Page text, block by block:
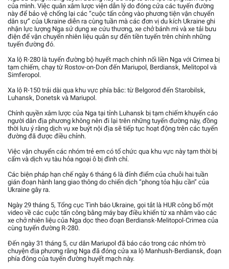
của mình. Việc quân xâm lược viện dẫn lý do đóng cửa các tuyến đường
này để bảo vệ chống lại các “cuộc tấn công vào phương tiện vận chuyển
dân sự” của Ukraine diễn ra cùng tuần mà các đơn vị du kích Ukraine ghi
nhận lực lượng Nga sử dụng xe cứu thương, xe chở bánh mì và xe tải bưu
điện để vận chuyển nhiên liệu quân sự đến tiền tuyến trên chính những
tuyến đường đó.
Xa lộ R-280 là tuyến đường bộ huyết mạch chính nối liền Nga với Crimea bị
tạm chiếm, chạy từ Rostov-on-Don đến Mariupol, Berdiansk, Melitopol và
Simferopol.
Xa lộ R-150 trải dài qua khu vực phía bắc: từ Belgorod đến Starobilsk,
Luhansk, Donetsk và Mariupol.
Chính quyền xâm lược của Nga tại tỉnh Luhansk bị tạm chiếm khuyến cáo
người dân địa phương không nên đi lại trên những tuyến đường này, đồng
thời lưu ý rằng dịch vụ xe buýt nội địa sẽ tiếp tục hoạt động trên các tuyến
đường đã được điều chỉnh.
Việc vận chuyển các nhóm trẻ em có tổ chức qua khu vực này tạm thời bị
cấm và dịch vụ tàu hỏa ngoại ô bị đình chỉ.
Các biện pháp hạn chế ngày 6 tháng 6 là đỉnh điểm của chuỗi hai tuần
gián đoạn hành lang giao thông do chiến dịch “phong tỏa hậu cần” của
Ukraine gây ra.
Ngày 29 tháng 5, Tổng cục Tình báo Ukraine, gọi tắt là HUR công bố một
video về các cuộc tấn công bằng máy bay điều khiển từ xa nhằm vào các
xe chở nhiên liệu của Nga dọc theo đoạn Berdiansk-Melitopol-Crimea của
cùng tuyến đường R-280.
Đến ngày 31 tháng 5, cư dân Mariupol đã báo cáo trong các nhóm trò
chuyện địa phương rằng Nga đã đóng cửa xa lộ Manhush-Berdiansk, đoạn
phía đông của tuyến đường huyết mạch này.